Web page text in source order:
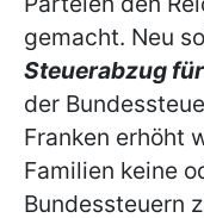
gemacht. Neu
Steuerabzug
der
Franken erhöht
Familien keine
Bundessteuern